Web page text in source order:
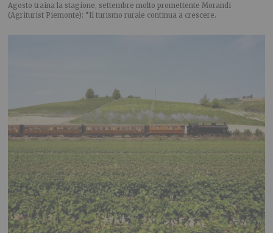
Agosto traina la stagione, settembre molto promettente Morandi
(Agriturist Piemonte): “Il turismo rurale continua a crescere.